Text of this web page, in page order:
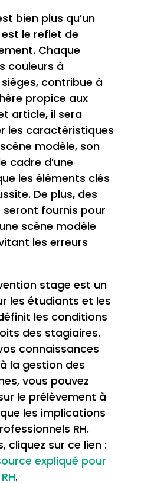
bien plus qu’un
le reflet de
Chaque
couleurs à
contribue à
propice aux
article, il sera
les caractéristiques
modèle, son
cadre d’une
les éléments clés
De plus, des
fournis pour
scène modèle
les erreurs
stage est un
les étudiants et les
les conditions
des stagiaires.
connaissances
la gestion des
vous pouvez
le prélèvement à
les implications
RH.
cliquez sur ce lien :
expliqué pour
.